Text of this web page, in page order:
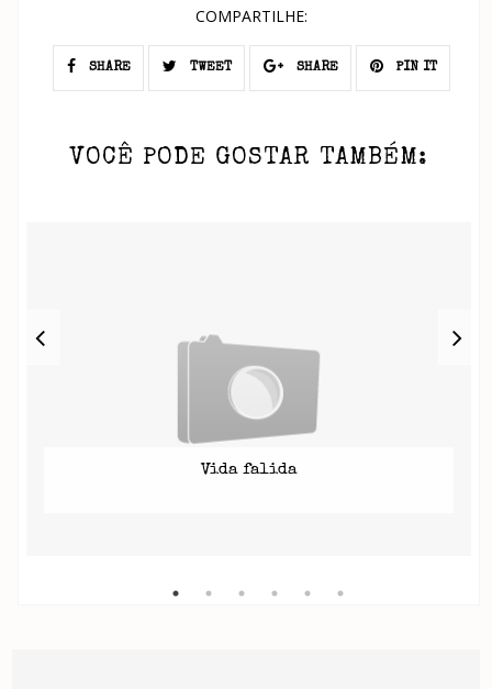
COMPARTILHE:
SHARE TWEET SHARE PIN IT
VOCÊ PODE GOSTAR TAMBÉM:
Vida falida